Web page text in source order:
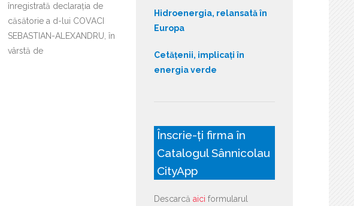
înregistrată declaraţia de
căsătorie a d-lui COVACI
SEBASTIAN-ALEXANDRU, în
vârstă de
Hidroenergia, relansată în
Europa
Cetățenii, implicați în
energia verde
Înscrie-ți firma în
Catalogul Sânnicolau
CityApp
Descarcă aici formularul